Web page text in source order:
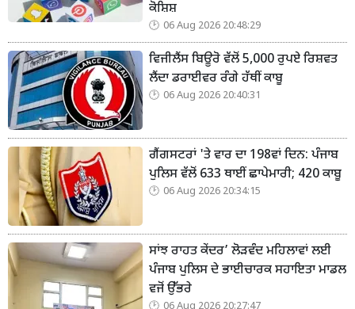
ਕੋਸ਼ਿਸ਼
06 Aug 2026 20:48:29
ਵਿਜੀਲੈਂਸ ਬਿਊਰੋ ਵੱਲੋਂ 5,000 ਰੁਪਏ ਰਿਸ਼ਵਤ
ਲੈਂਦਾ ਡਰਾਈਵਰ ਰੰਗੇ ਹੱਥੀਂ ਕਾਬੂ
06 Aug 2026 20:40:31
ਗੈਂਗਸਟਰਾਂ 'ਤੇ ਵਾਰ ਦਾ 198ਵਾਂ ਦਿਨ: ਪੰਜਾਬ
ਪੁਲਿਸ ਵੱਲੋਂ 633 ਥਾਈਂ ਛਾਪੇਮਾਰੀ; 420 ਕਾਬੂ
06 Aug 2026 20:34:15
ਸਾਂਝ ਰਾਹਤ ਕੇਂਦਰ’ ਲੋੜਵੰਦ ਮਹਿਲਾਵਾਂ ਲਈ
ਪੰਜਾਬ ਪੁਲਿਸ ਦੇ ਭਾਈਚਾਰਕ ਸਹਾਇਤਾ ਮਾਡਲ
ਵਜੋਂ ਉੱਭਰੇ